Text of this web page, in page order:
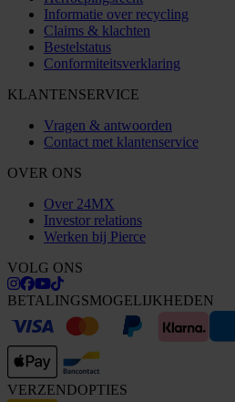
Informatie over recycling
Claims & klachten
Bestelstatus
Conformiteitsverklaring
KLANTENSERVICE
Vragen & antwoorden
Contact met klantenservice
OVER ONS
Over 24MX
Investor relations
Werken bij Pierce
VOLG ONS
BETALINGSMOGELIJKHEDEN
VERZENDOPTIES